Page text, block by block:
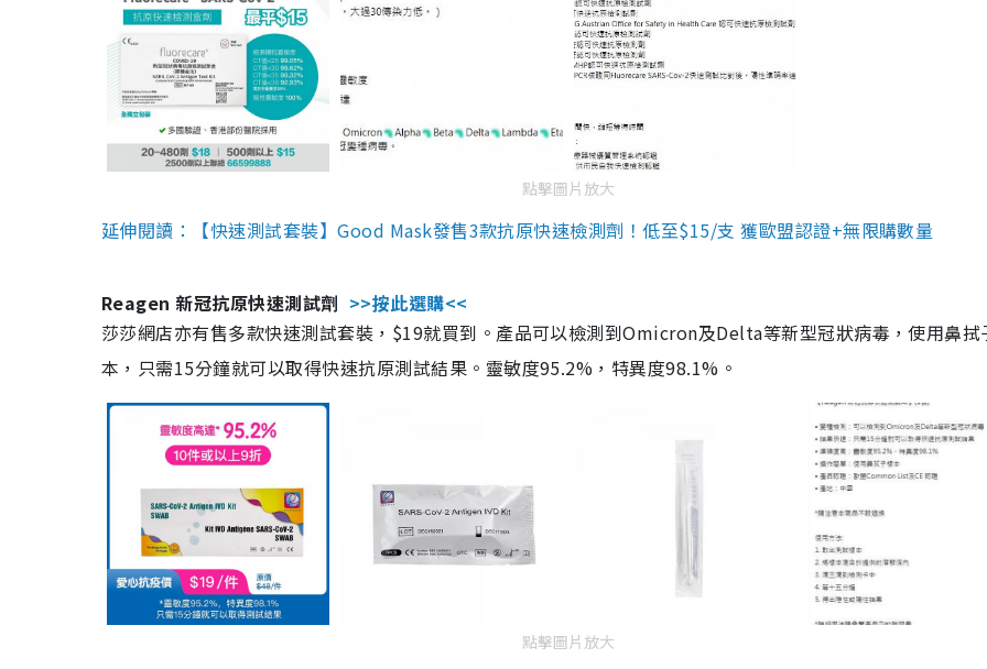
點擊圖片放大
延伸閱讀：【快速測試套裝】Good Mask發售3款抗原快速檢測劑！低至$15/支 獲歐盟認證+無限購數量
Reagen 新冠抗原快速測試劑 >>按此選購<<
莎莎網店亦有售多款快速測試套裝，$19就買到。產品可以檢測到Omicron及Delta等新型冠狀病毒，使用鼻拭
本，只需15分鐘就可以取得快速抗原測試結果。靈敏度95.2%，特異度98.1%。
點擊圖片放大